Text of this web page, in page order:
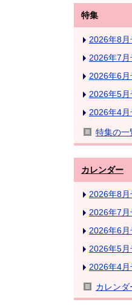
特集
2026年8月
2026年7月
2026年6月
2026年5月
2026年4月
特集の一
カレンダー
2026年8月
2026年7月
2026年6月
2026年5月
2026年4月
カレンダ